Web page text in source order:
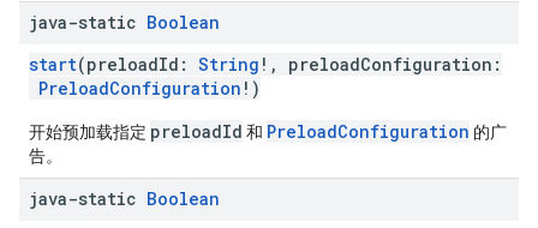
java-static Boolean
start(preloadId: String !, preloadConfiguration:
PreloadConfiguration !)
开始预加载指定 preloadId 和 PreloadConfiguration 的广
告。
java-static Boolean